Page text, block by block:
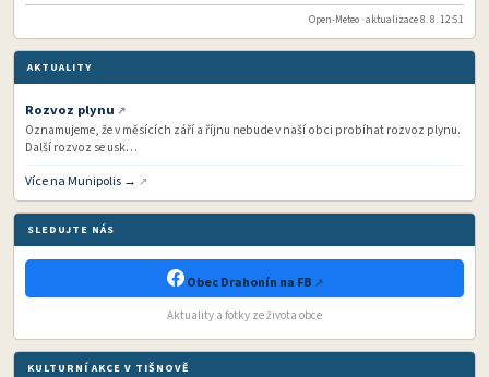
Open-Meteo · aktualizace 8. 8. 12:51
AKTUALITY
Rozvoz plynu
Oznamujeme, že v měsících září a říjnu nebude v naší obci probíhat rozvoz plynu.
Další rozvoz se usk…
Více na Munipolis →
SLEDUJTE NÁS
Obec Drahonín na FB
Aktuality a fotky ze života obce
KULTURNÍ AKCE V TIŠNOVĚ